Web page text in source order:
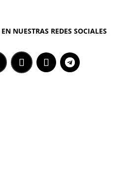
NUESTRAS REDES SOCIALES